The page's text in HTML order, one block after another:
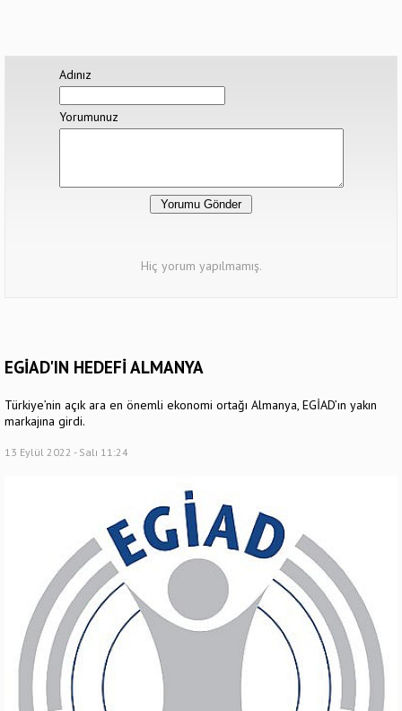
Adınız
Yorumunuz
Hiç yorum yapılmamış.
EGİAD'IN HEDEFİ ALMANYA
Türkiye’nin açık ara en önemli ekonomi ortağı Almanya, EGİAD’ın yakın
markajına girdi.
13 Eylül 2022 - Salı 11:24